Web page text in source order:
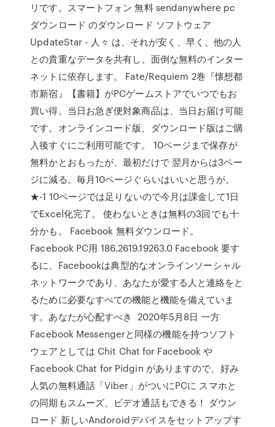
リです。スマートフォン 無料 sendanywhere pc
ダウンロード のダウンロード ソフトウェア
UpdateStar - 人々 は、それが安く、早く、他の人
との貴重なデータを共有し、面倒な無料のインター
ネットに依存します。 Fate/Requiem 2巻『懐想都
市新宿』【書籍】がPCゲームストアでいつでもお
買い得。当日お急ぎ便対象商品は、当日お届け可能
です。オンラインコード版、ダウンロード版はご購
入後すぐにご利用可能です。 10ページまで保存が
無料かとおもったが、最初だけで 翌月からは3ペー
ジに減る。毎月10ページぐらいはいいと思うが。
★-1 10ページでは足りないので今月は課金して1日
でExcel化完了。 使わないときは無料の3回でも十
分かも。 Facebook 無料ダウンロード。
Facebook PC用 186.2619.19263.0 Facebook 要す
るに、Facebookは典型的なオンラインソーシャル
ネットワークであり、あなたが愛する人と連絡をと
るために必要なすべての機能と機能を備えていま
す。あなたが心配すべき 2020年5月8日 一方
Facebook Messengerと同様の機能を持つソフト
ウェアとしては Chit Chat for Facebook や
Facebook Chat for Pidgin がありますので、好み
人気の無料通話「Viber」がついにPCに スマホと
の同期もスムーズ、ビデオ通話もできる！ ダウン
ロード 新しいAndoroidデバイスをセットアップす